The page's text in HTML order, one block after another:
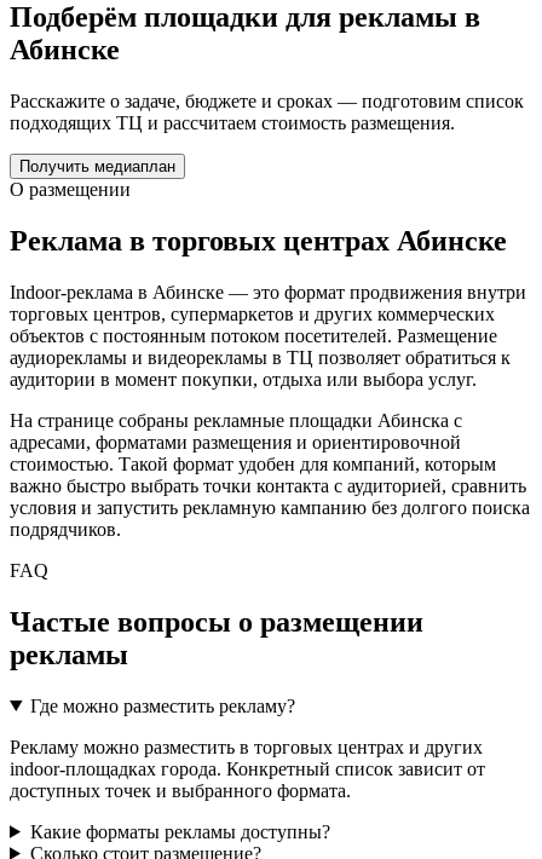
Подберём площадки для рекламы в
Абинске
Расскажите о задаче, бюджете и сроках — подготовим список
подходящих ТЦ и рассчитаем стоимость размещения.
Получить медиаплан
О размещении
Реклама в торговых центрах Абинске
Indoor-реклама в Абинске — это формат продвижения внутри
торговых центров, супермаркетов и других коммерческих
объектов с постоянным потоком посетителей. Размещение
аудиорекламы и видеорекламы в ТЦ позволяет обратиться к
аудитории в момент покупки, отдыха или выбора услуг.
На странице собраны рекламные площадки Абинска с
адресами, форматами размещения и ориентировочной
стоимостью. Такой формат удобен для компаний, которым
важно быстро выбрать точки контакта с аудиторией, сравнить
условия и запустить рекламную кампанию без долгого поиска
подрядчиков.
FAQ
Частые вопросы о размещении
рекламы
Где можно разместить рекламу?
Рекламу можно разместить в торговых центрах и других
indoor-площадках города. Конкретный список зависит от
доступных точек и выбранного формата.
Какие форматы рекламы доступны?
Сколько стоит размещение?